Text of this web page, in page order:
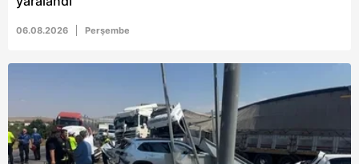
06.08.2026 Perşembe